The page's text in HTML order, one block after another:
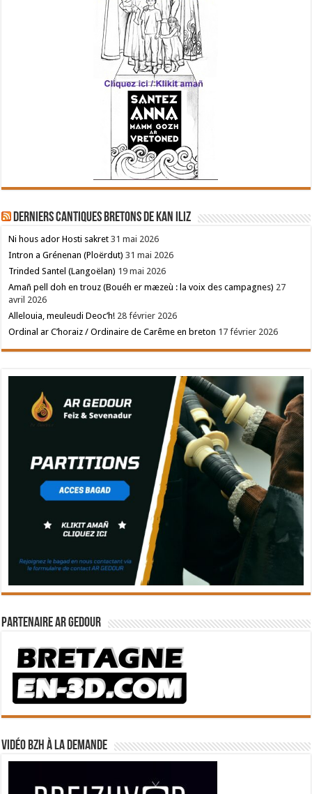
Derniers cantiques bretons de Kan Iliz
Ni hous ador Hosti sakret 31 mai 2026
Intron a Grénenan (Ploërdut) 31 mai 2026
Trinded Santel (Langoëlan) 19 mai 2026
Amañ pell doh en trouz (Bouéh er mæzeù : la voix des campagnes) 27
avril 2026
Allelouia, meuleudi Deoc’h! 28 février 2026
Ordinal ar C’horaiz / Ordinaire de Carême en breton 17 février 2026
Partenaire Ar Gedour
Vidéo BZH à la demande